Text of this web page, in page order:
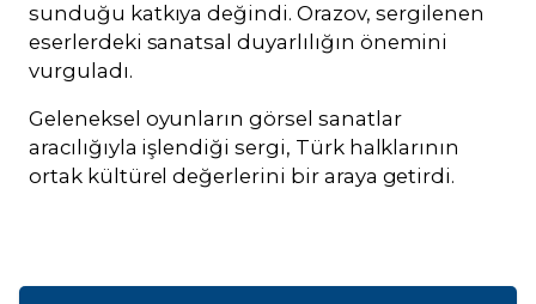
sunduğu katkıya değindi. Orazov, sergilenen
eserlerdeki sanatsal duyarlılığın önemini
vurguladı.
Geleneksel oyunların görsel sanatlar
aracılığıyla işlendiği sergi, Türk halklarının
ortak kültürel değerlerini bir araya getirdi.